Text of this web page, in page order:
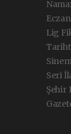
Lig
Seri
Şehir